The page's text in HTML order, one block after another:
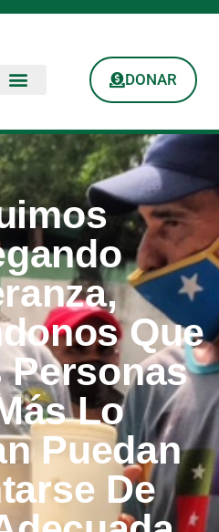
DONAR
Que
Personas
Lo
Puedan
De